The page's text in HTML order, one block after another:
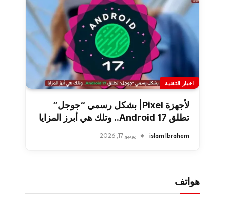
اخبار التقنية
لأجهزة Pixel| بشكل رسمي “جوجل”
تطلق Android 17.. وتلك هي أبرز المزايا
islam Ibrahem يونيو 17, 2026
هواتف